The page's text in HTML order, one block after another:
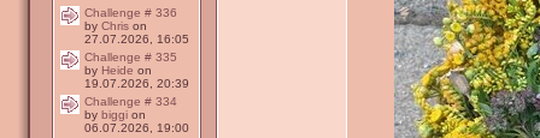
Challenge # 336
by Chris on
27.07.2026, 16:05
Challenge # 335
by Heide on
19.07.2026, 20:39
Challenge # 334
by biggi on
06.07.2026, 19:00